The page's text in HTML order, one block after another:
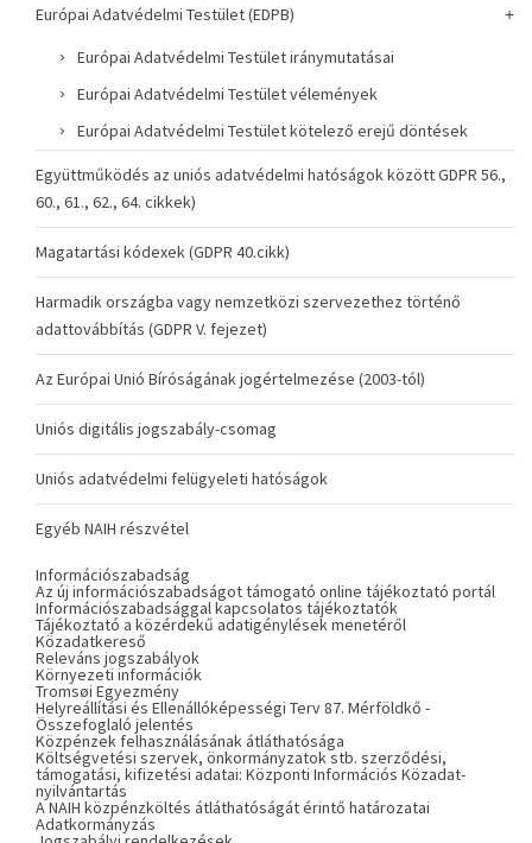
Európai Adatvédelmi Testület (EDPB)
Európai Adatvédelmi Testület iránymutatásai
Európai Adatvédelmi Testület vélemények
Európai Adatvédelmi Testület kötelező erejű döntések
Együttműködés az uniós adatvédelmi hatóságok között GDPR 56.,
60., 61., 62., 64. cikkek)
Magatartási kódexek (GDPR 40.cikk)
Harmadik országba vagy nemzetközi szervezethez történő
adattovábbítás (GDPR V. fejezet)
Az Európai Unió Bíróságának jogértelmezése (2003-tól)
Uniós digitális jogszabály-csomag
Uniós adatvédelmi felügyeleti hatóságok
Egyéb NAIH részvétel
Információszabadság
Az új információszabadságot támogató online tájékoztató portál
Információszabadsággal kapcsolatos tájékoztatók
Tájékoztató a közérdekű adatigénylések menetéről
Közadatkereső
Releváns jogszabályok
Környezeti információk
Tromsøi Egyezmény
Helyreállítási és Ellenállóképességi Terv 87. Mérföldkő -
Összefoglaló jelentés
Közpénzek felhasználásának átláthatósága
Költségvetési szervek, önkormányzatok stb. szerződési,
támogatási, kifizetési adatai: Központi Információs Közadat-
nyilvántartás
A NAIH közpénzköltés átláthatóságát érintő határozatai
Adatkormányzás